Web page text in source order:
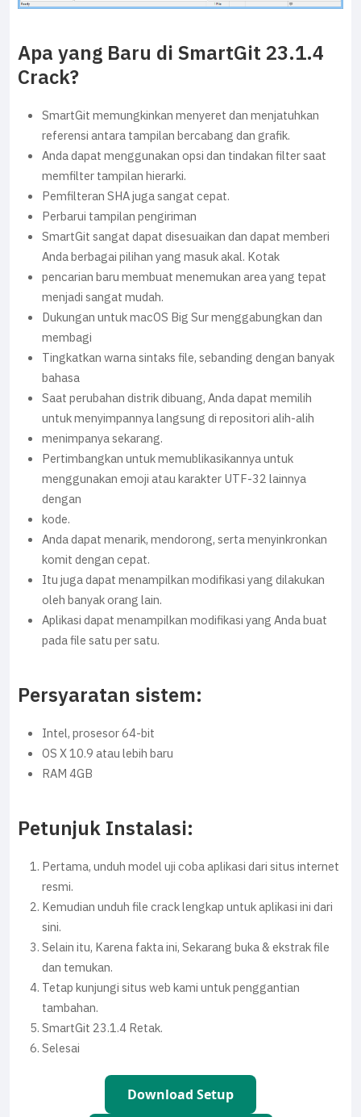
Apa yang Baru di SmartGit 23.1.4
Crack?
SmartGit memungkinkan menyeret dan menjatuhkan
referensi antara tampilan bercabang dan grafik.
Anda dapat menggunakan opsi dan tindakan filter saat
memfilter tampilan hierarki.
Pemfilteran SHA juga sangat cepat.
Perbarui tampilan pengiriman
SmartGit sangat dapat disesuaikan dan dapat memberi
Anda berbagai pilihan yang masuk akal. Kotak
pencarian baru membuat menemukan area yang tepat
menjadi sangat mudah.
Dukungan untuk macOS Big Sur menggabungkan dan
membagi
Tingkatkan warna sintaks file, sebanding dengan banyak
bahasa
Saat perubahan distrik dibuang, Anda dapat memilih
untuk menyimpannya langsung di repositori alih-alih
menimpanya sekarang.
Pertimbangkan untuk memublikasikannya untuk
menggunakan emoji atau karakter UTF-32 lainnya
dengan
kode.
Anda dapat menarik, mendorong, serta menyinkronkan
komit dengan cepat.
Itu juga dapat menampilkan modifikasi yang dilakukan
oleh banyak orang lain.
Aplikasi dapat menampilkan modifikasi yang Anda buat
pada file satu per satu.
Persyaratan sistem:
Intel, prosesor 64-bit
OS X 10.9 atau lebih baru
RAM 4GB
Petunjuk Instalasi:
Pertama, unduh model uji coba aplikasi dari situs internet
resmi.
Kemudian unduh file crack lengkap untuk aplikasi ini dari
sini.
Selain itu, Karena fakta ini, Sekarang buka & ekstrak file
dan temukan.
Tetap kunjungi situs web kami untuk penggantian
tambahan.
SmartGit 23.1.4 Retak.
Selesai
Download Setup